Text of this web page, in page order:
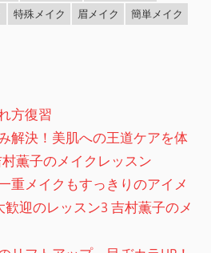
特殊メイク 眉メイク
簡単メイク
方復習
解決！美肌への王道ケアを体
薫子のメイクレッスン
重メイクもすっきりのアイメ
迎のレッスン3 吉村薫子のメ